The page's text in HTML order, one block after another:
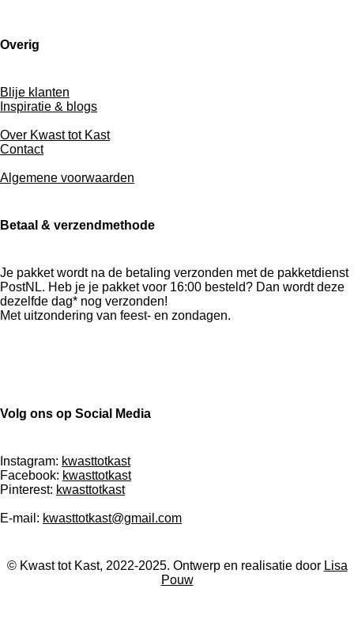
Overig
Blije klanten
Inspiratie & blogs
Over Kwast tot Kast
Contact
Algemene voorwaarden
Betaal & verzendmethode
Je pakket wordt na de betaling verzonden met de pakketdienst
PostNL. Heb je je pakket voor 16:00 besteld? Dan wordt deze
dezelfde dag* nog verzonden!
Met uitzondering van feest- en zondagen.
Volg ons op Social Media
Instagram: kwasttotkast
Facebook: kwasttotkast
Pinterest: kwasttotkast
E-mail: kwasttotkast@gmail.com
© Kwast tot Kast, 2022-2025. Ontwerp en realisatie door Lisa
Pouw